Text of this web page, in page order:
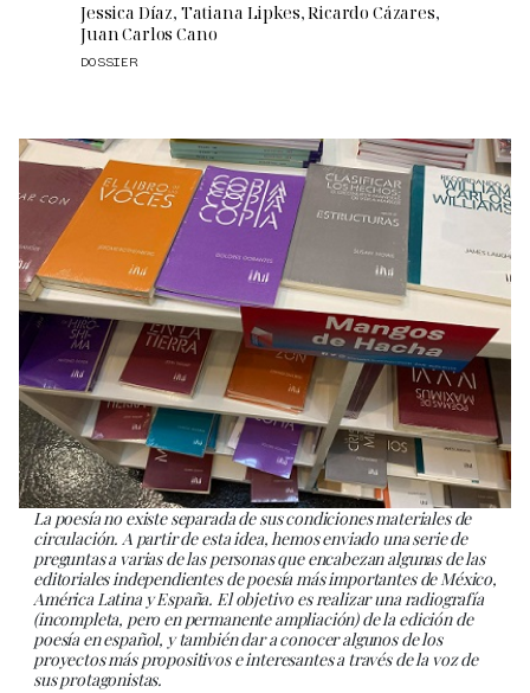
Jessica Díaz, Tatiana Lipkes,Ricardo Cázares,
Juan Carlos Cano
DOSSIER
La poesía no existe separada de sus condiciones materiales de
circulación. A partir de esta idea, hemos enviado una serie de
preguntas a varias de las personas que encabezan algunas de las
editoriales independientes de poesía más importantes de México,
América Latina y España. El objetivo es realizar una radiografía
(incompleta, pero en permanente ampliación) de la edición de
poesía en español, y también dar a conocer algunos de los
proyectos más propositivos e interesantes a través de la voz de
sus protagonistas.